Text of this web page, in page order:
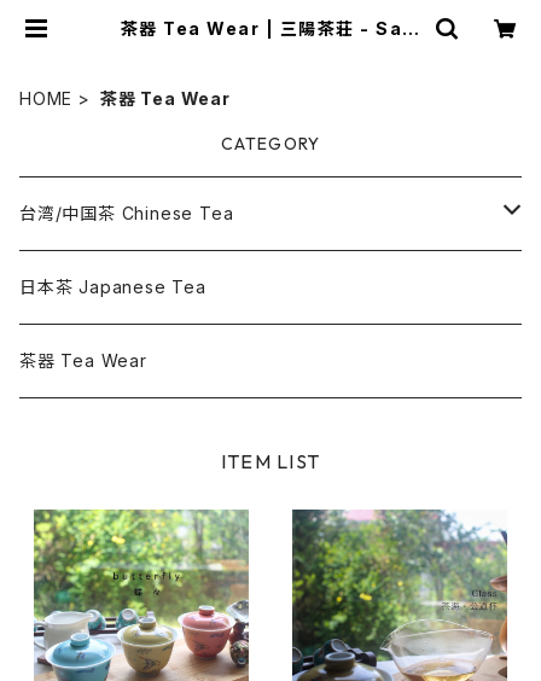
茶器 Tea Wear | 三陽茶荘 - Sam
HOME 茶器 Tea Wear
CATEGORY
台湾/中国茶 Chinese Tea
烏龍茶 Oolong Tea
花茶 Flowered Tea
ティーバッグ - Tea Bag -
大容量
紅茶 Black Tea
日本茶 Japanese Tea
茶器 Tea Wear
ITEM LIST